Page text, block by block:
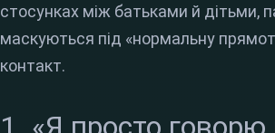
стосунках між батьками й дітьми,
маскуються під «нормальну
контакт.